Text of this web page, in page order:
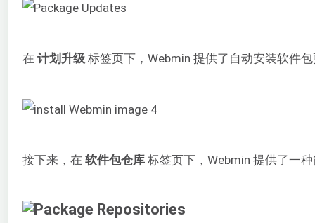
在 计划升级 标签页下，Webmin 提供了自动安装软件
接下来，在 软件包仓库 标签页下，Webmin 提供了一